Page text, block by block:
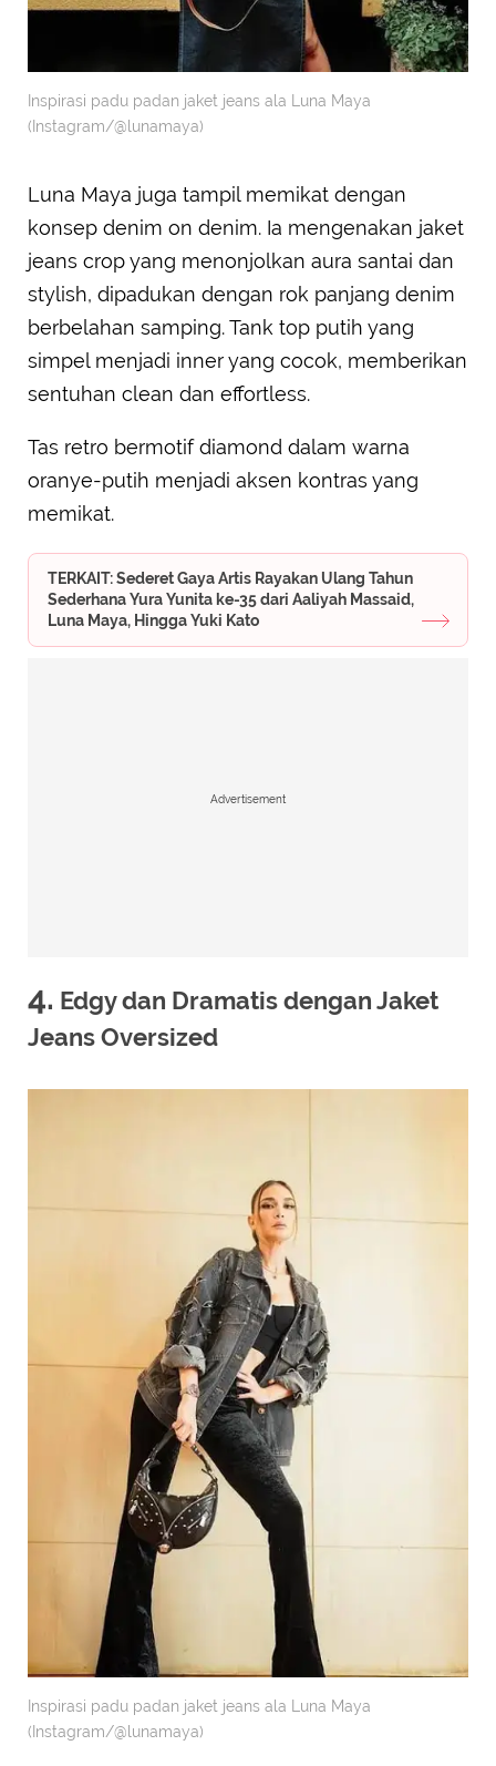
Inspirasi padu padan jaket jeans ala Luna Maya
(Instagram/@lunamaya)
Luna Maya juga tampil memikat dengan
konsep denim on denim. Ia mengenakan jaket
jeans crop yang menonjolkan aura santai dan
stylish, dipadukan dengan rok panjang denim
berbelahan samping. Tank top putih yang
simpel menjadi inner yang cocok, memberikan
sentuhan clean dan effortless.
Tas retro bermotif diamond dalam warna
oranye-putih menjadi aksen kontras yang
memikat.
TERKAIT: Sederet Gaya Artis Rayakan Ulang Tahun
Sederhana Yura Yunita ke-35 dari Aaliyah Massaid,
Luna Maya, Hingga Yuki Kato
Advertisement
4. Edgy dan Dramatis dengan Jaket
Jeans Oversized
Inspirasi padu padan jaket jeans ala Luna Maya
(Instagram/@lunamaya)